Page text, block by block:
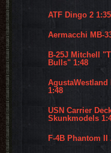
ATF Dingo 2 1:35
Aermacchi MB-
B-25J Mitchell
Bulls" 1:48
AgustaWestland
1:48
USN Carrier
Skunkmodels
F-4B Phantom II